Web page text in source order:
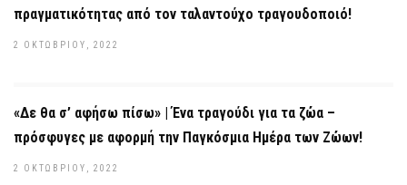
πραγματικότητας από τον ταλαντούχο τραγουδοποιό!
2 ΟΚΤΩΒΡΊΟΥ, 2022
«Δε θα σ’ αφήσω πίσω» | Ένα τραγούδι για τα ζώα –
πρόσφυγες με αφορμή την Παγκόσμια Ημέρα των Ζώων!
2 ΟΚΤΩΒΡΊΟΥ, 2022